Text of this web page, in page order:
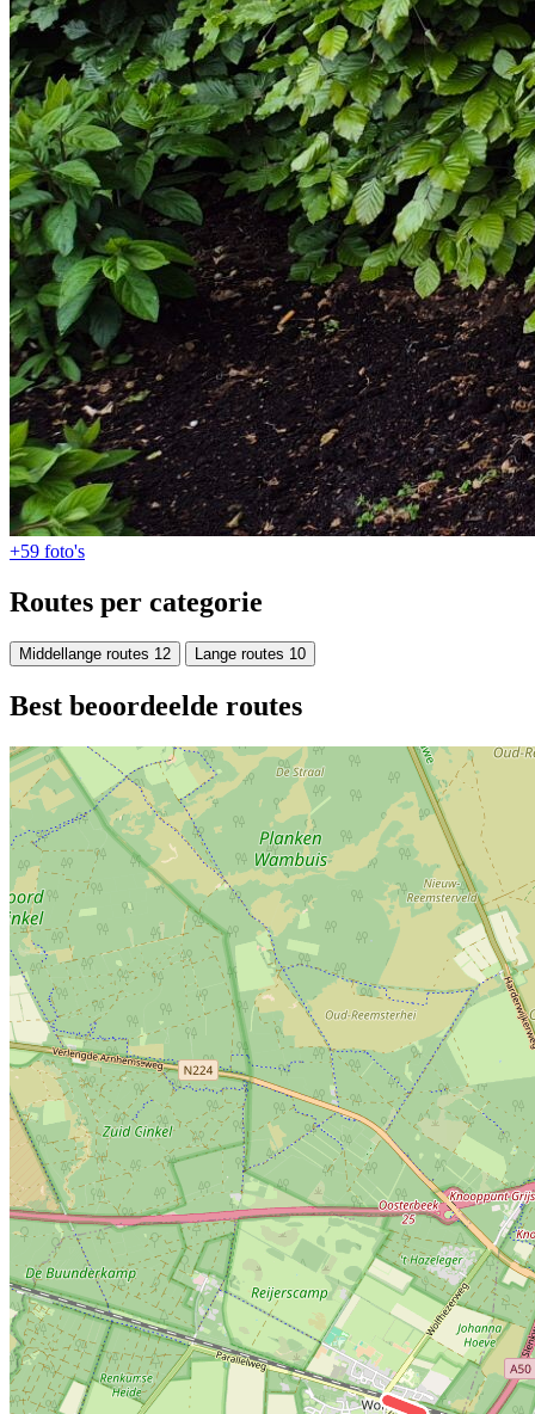
+59 foto's
Routes per categorie
Middellange routes 12 Lange routes 10
Best beoordeelde routes